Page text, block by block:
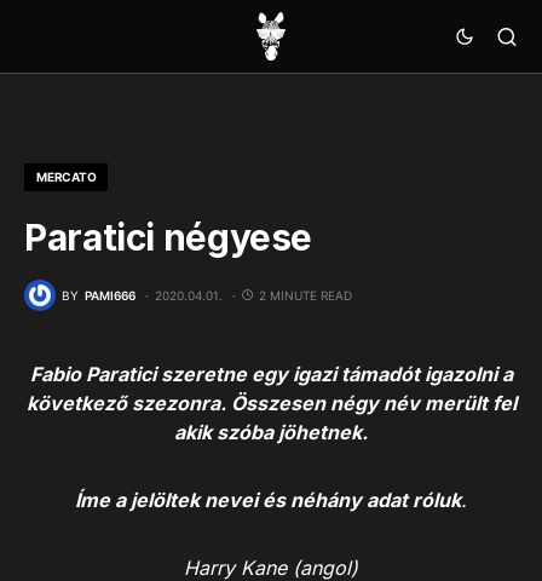
MERCATO
Paratici négyese
BY PAMI666 2020.04.01. 2 MINUTE READ
Fabio Paratici szeretne egy igazi támadót igazolni a
következő szezonra. Összesen négy név merült fel
akik szóba jöhetnek.
Íme a jelöltek nevei és néhány adat róluk.
Harry Kane (angol)